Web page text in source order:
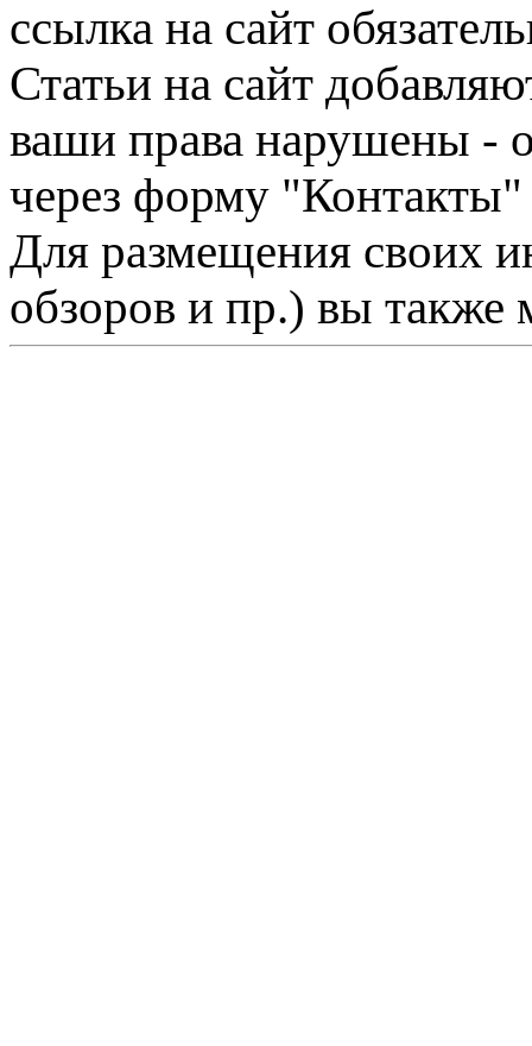
ссылка на сайт
Статьи на сайт
ваши права нарушены -
через форму "Контакты"
Для размещения своих
обзоров и пр.) вы также